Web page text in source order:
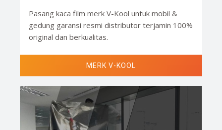
Pasang kaca film merk V-Kool untuk mobil &
gedung garansi resmi distributor terjamin 100%
original dan berkualitas.
MERK V-KOOL